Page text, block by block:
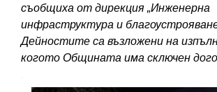
съобщиха от дирекция „Инженерна
инфраструктура и
Дейностите са възложени на
когото Общината има сключен